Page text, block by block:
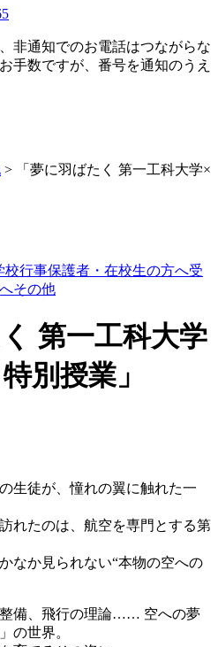
非通知でのお電話はつながらな
手数ですが、番号を通知のうえ
>
「夢に羽ばたく 第一工科大学×
校行事保護者・在校生の方へ受
その他
第一工科大学
別授業」
生徒が、憧れの翼に触れた一
れたのは、航空を専門とする第
なか見られない“本物の空への
備、飛行の理論…… 空への夢
の世界。